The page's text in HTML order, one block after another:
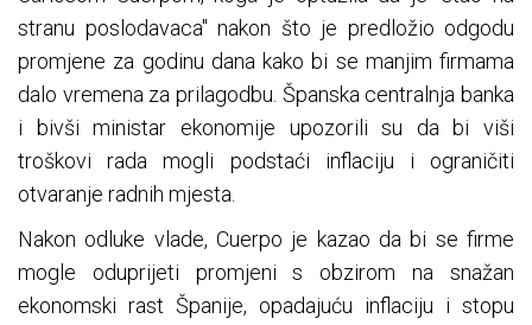
stranu poslodavaca" nakon što je predložio odgodu
promjene za godinu dana kako bi se manjim firmama
dalo vremena za prilagodbu. Španska centralnja banka
i bivši ministar ekonomije upozorili su da bi viši
troškovi rada mogli podstaći inflaciju i ograničiti
otvaranje radnih mjesta.
Nakon odluke vlade, Cuerpo je kazao da bi se firme
mogle oduprijeti promjeni s obzirom na snažan
ekonomski rast Španije, opadajuću inflaciju i stopu